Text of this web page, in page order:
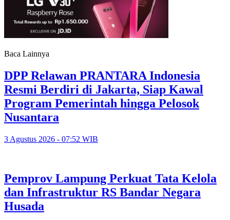
Baca Lainnya
DPP Relawan PRANTARA Indonesia
Resmi Berdiri di Jakarta, Siap Kawal
Program Pemerintah hingga Pelosok
Nusantara
3 Agustus 2026 - 07:52 WIB
Pemprov Lampung Perkuat Tata Kelola
dan Infrastruktur RS Bandar Negara
Husada